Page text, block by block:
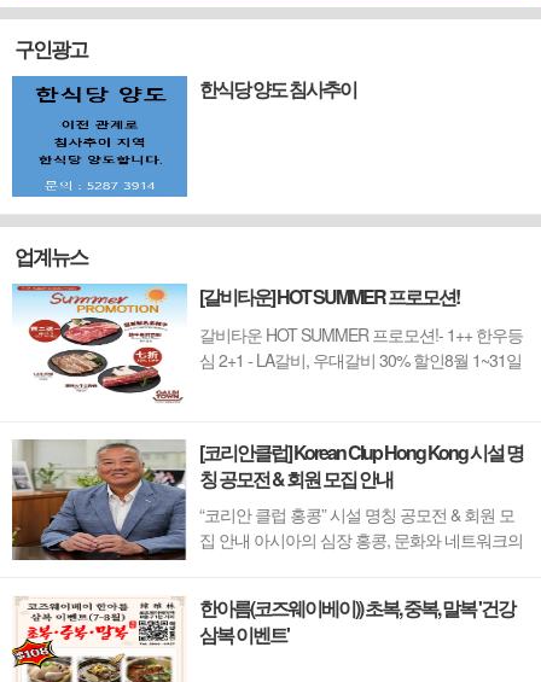
구인광고
한식당 양도 침사추이
업계뉴스
[갈비타운] HOT SUMMER 프로모션!
갈비타운 HOT SUMMER 프로모션!- 1++ 한우등
심 2+1 - LA갈비, 우대갈비 30% 할인8월 1~31일
[코리안클럽] Korean Clup Hong Kong 시설 명
칭 공모전 & 회원 모집 안내
“코리안 클럽 홍콩” 시설 명칭 공모전 & 회원 모
집 안내 아시아의 심장 홍콩, 문화와 네트워크의
홍콩. 이 역동적인 글로벌 허브의 중심에서 한국
의 깊이 있는 문화유산과 세계적 감각을 잇는 새
한아름(코즈웨이베이)) 초복, 중복, 말복 '건강
삼복 이벤트'